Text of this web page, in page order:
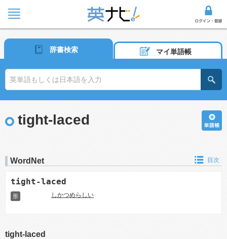
辞書検索 マイ単語帳
tight-laced
WordNet 目次
tight-laced
形 しかつめらしい
tight-laced